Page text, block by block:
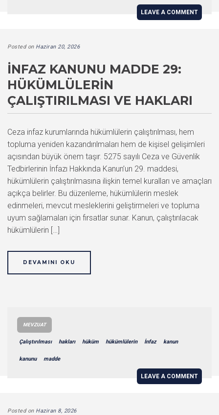
LEAVE A COMMENT
Posted on Haziran 20, 2026
İNFAZ KANUNU MADDE 29:
HÜKÜMLÜLERIN
ÇALIŞTIRILMASI VE HAKLARI
Ceza infaz kurumlarında hükümlülerin çalıştırılması, hem
topluma yeniden kazandırılmaları hem de kişisel gelişimleri
açısından büyük önem taşır. 5275 sayılı Ceza ve Güvenlik
Tedbirlerinin İnfazı Hakkında Kanun’un 29. maddesi,
hükümlülerin çalıştırılmasına ilişkin temel kuralları ve amaçları
açıkça belirler. Bu düzenleme, hükümlülerin meslek
edinmeleri, mevcut mesleklerini geliştirmeleri ve topluma
uyum sağlamaları için fırsatlar sunar. Kanun, çalıştırılacak
hükümlülerin […]
DEVAMINI OKU
MEVZUAT
Çalıştırılması hakları hüküm hükümlülerin İnfaz kanun
kanunu madde
LEAVE A COMMENT
Posted on Haziran 8, 2026